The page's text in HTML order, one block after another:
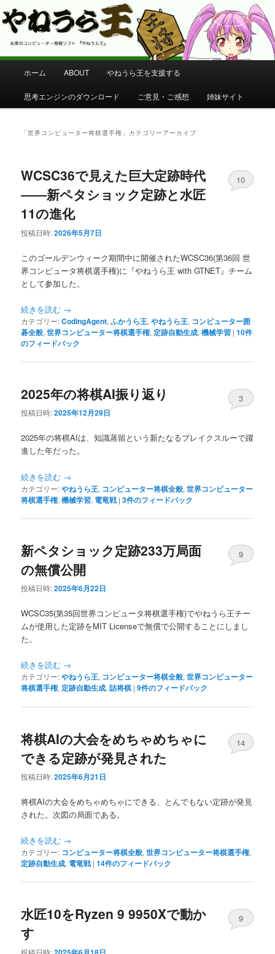
やねうら王 公式サイト
コンピューター将棋 やねうら王 公式サイト
メ
メ
イ
ン
ン
ツ
へ
移
動
サ
ブ
テ
ツ
へ
移
動
ホーム ABOUT やねうら王を支援する
思考エンジンのダウンロード ご意見・ご感想 姉妹サイト
「世界コンピューター将棋選手権 」カテゴリーアーカイブ
WCSC36で見えた巨大定跡時代
――新ペタショック定跡と水匠
11の進化
投稿日時:2026年5月7日
10
このゴールデンウィーク期間中に開催されたWCSC36(第36回 世
界コンピュータ将棋選手権)に『やねうら王 with GTNET』チーム
として参加した。
続きを読む →
カテゴリー:CodingAgent,ふかうら王,やねうら王, コンピューター囲
碁全般,世界コンピューター将棋選手権, 定跡自動生成,機械学習 |10件
のフィードバック
2025年の将棋AI振り返り
投稿日時:2025年12月29日
3
2025年の将棋AIは、知識蒸留という新たなるブレイクスルーで躍
進した年だった。
続きを読む →
カテゴリー:やねうら王, コンピューター将棋全般,世界コンピューター
将棋選手権,機械学習, 電竜戦 |3件のフィードバック
新ペタショック定跡233万局面
の無償公開
投稿日時:2025年6月22日
9
WCSC35(第35回世界コンピュータ将棋選手権)でやねうら王チー
ムが使用した定跡をMIT Licenseで無償で公開することにしまし
た。
続きを読む →
カテゴリー:やねうら王, コンピューター将棋全般,世界コンピューター
将棋選手権, 定跡自動生成,詰将棋 |9件のフィードバック
将棋AIの大会をめちゃめちゃに
できる定跡が発見された
投稿日時:2025年6月21日
14
将棋AIの大会をめちゃめちゃにできる、とんでもない定跡が発見
された。次図の局面である。
続きを読む →
カテゴリー: コンピューター将棋全般,世界コンピューター将棋選手権,
定跡自動生成, 電竜戦 |14件のフィードバック
水匠10をRyzen 9 9950Xで動か
す
投稿日時:
9